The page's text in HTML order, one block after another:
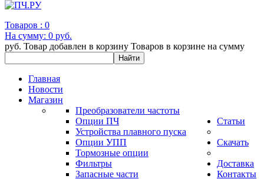
Товаров : 0
На сумму: 0 руб.
руб. Товар добавлен в корзину Товаров в корзине на сумму
Главная
Новости
Магазин
Преобразователи частоты
Опции ПЧ
Устройства плавного пуска
Опции УПП
Тормозные опции
Фильтры
Запасные части
Статьи
Скачать
Доставка
Контакты